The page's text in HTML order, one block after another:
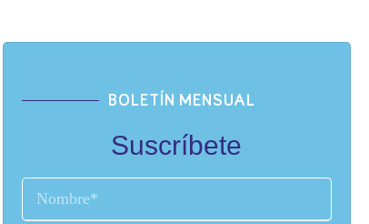
BOLETÍN MENSUAL
Suscríbete